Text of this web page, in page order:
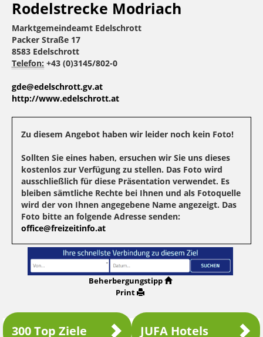
Rodelstrecke Modriach
Marktgemeindeamt Edelschrott
Packer Straße 17
8583 Edelschrott
Telefon: +43 (0)3145/802-0
gde@edelschrott.gv.at
http://www.edelschrott.at
Zu diesem Angebot haben wir leider noch kein Foto!
Sollten Sie eines haben, ersuchen wir Sie uns dieses
kostenlos zur Verfügung zu stellen. Das Foto wird
ausschließlich für diese Präsentation verwendet. Es
bleiben sämtliche Rechte bei Ihnen und als Fotoquelle
wird der von Ihnen angegebene Name angezeigt. Das
Foto bitte an folgende Adresse senden:
office@freizeitinfo.at
Beherbergungstipp
Print
300 Top Ziele JUFA Hotels